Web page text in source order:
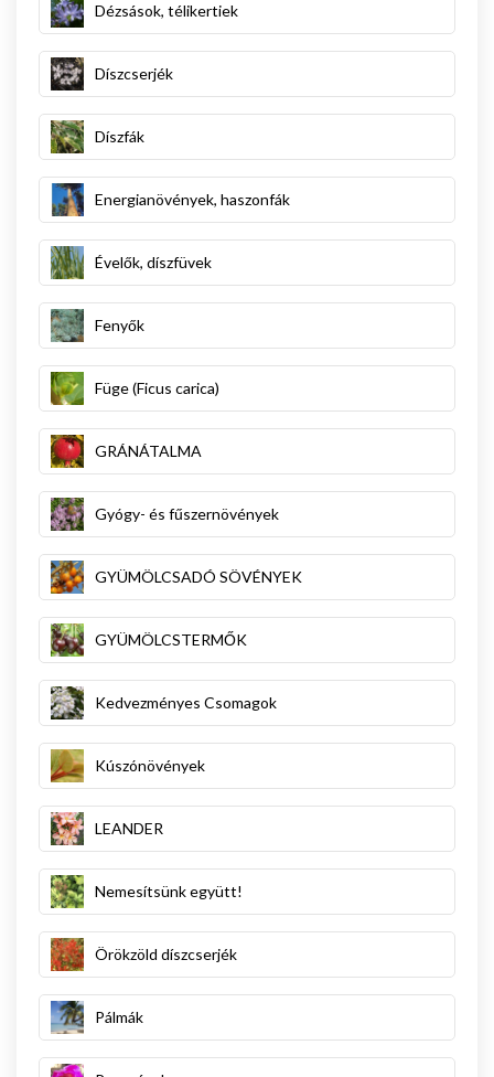
Dézsások, télikertiek
Díszcserjék
Díszfák
Energianövények, haszonfák
Évelők, díszfüvek
Fenyők
Füge (Ficus carica)
GRÁNÁTALMA
Gyógy- és fűszernövények
GYÜMÖLCSADÓ SÖVÉNYEK
GYÜMÖLCSTERMŐK
Kedvezményes Csomagok
Kúszónövények
LEANDER
Nemesítsünk együtt!
Örökzöld díszcserjék
Pálmák